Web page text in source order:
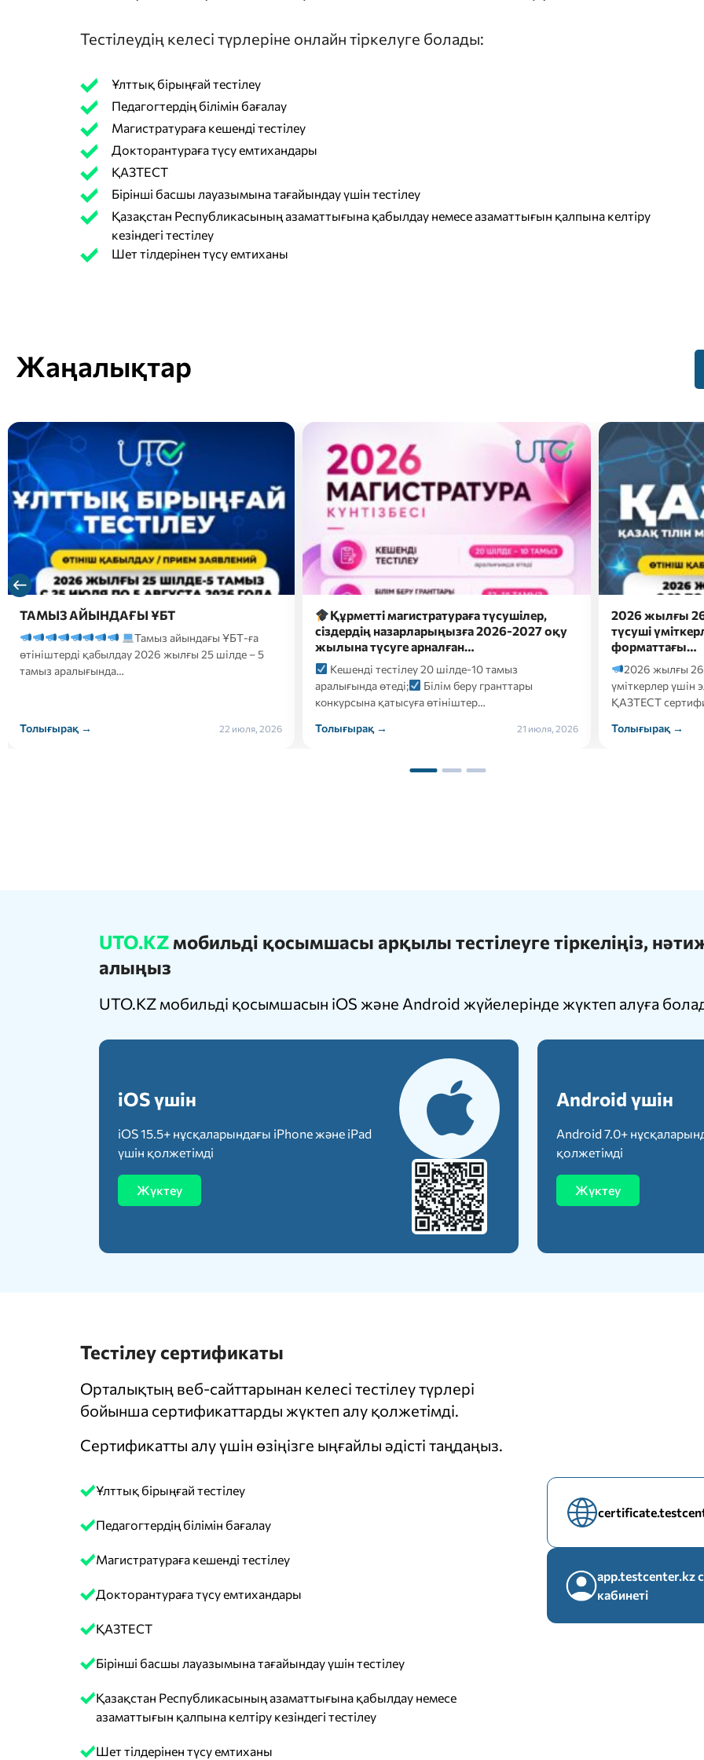
Тестілеудің келесі түрлеріне онлайн тіркелуге болады:
Ұлттық бірыңғай тестілеу
Педагогтердің білімін бағалау
Магистратураға кешенді тестілеу
Докторантураға түсу емтихандары
ҚАЗТЕСТ
Бірінші басшы лауазымына тағайындау үшін тестілеу
Қазақстан Республикасының азаматтығына қабылдау немесе азаматтығын қалпына келтіру
кезіндегі тестілеу
Шет тілдерінен түсу емтиханы
Жаңалықтар
Құрметті магистратураға түсушілер,
сіздердің назарларыңызға 2026-2027 оқу
жылына түсуге арналған…
Кешенді тестілеу 20 шілде-10 тамыз
Толығырақ →
21 июля, 2026
2026 жылғы 26 шілдеде докторантураға
түсуші үміткерлер үшін электронды
форматтағы…
2026 жылғы 26 шілдеде докторантураға түсуші
үміткерлер үшін электронды форматтағы
ҚАЗТЕСТ сертификаттық тестілеуі келесі…
Толығырақ →
21 июля, 2026
Сәлем,
Болашақ
ба?
Онда
кәсіби бағдарлау
Толығырақ →
UTO.KZ мобильді қосымшасы арқылы тестілеуге тіркеліңіз,
алыңыз
UTO.KZ мобильді қосымшасын iOS және Android жүйелерінде жүктеп алуға
iOS үшін
iOS 15.5+ нұсқаларындағы iPhone және iPad
үшін қолжетімді
Жүктеу
Android үшін
Android 7.0+
қолжетімді
Жүктеу
Тестілеу сертификаты
Орталықтың веб-сайттарынан келесі тестілеу түрлері
бойынша сертификаттарды жүктеп алу қолжетімді.
Сертификатты алу үшін өзіңізге ыңғайлы әдісті таңдаңыз.
Ұлттық бірыңғай тестілеу
Педагогтердің білімін бағалау
Магистратураға кешенді тестілеу
Докторантураға түсу емтихандары
ҚАЗТЕСТ
Бірінші басшы лауазымына тағайындау үшін тестілеу
Қазақстан Республикасының азаматтығына қабылдау немесе
азаматтығын қалпына келтіру кезіндегі тестілеу
Шет тілдерінен түсу емтиханы
app.testcenter.kz
кабинеті